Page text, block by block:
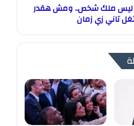
ليس ملك شخص.. ومش هقدر
تاني زي زمان